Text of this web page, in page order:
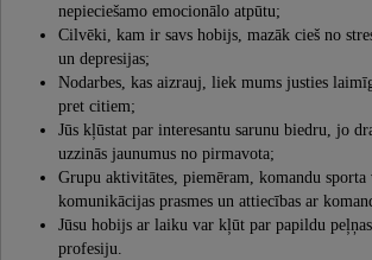
nepieciešamo emocionālo atpūtu;
Cilvēki, kam ir savs hobijs, mazāk cieš no
un depresijas;
Nodarbes, kas aizrauj, liek mums justies
pret citiem;
Jūs kļūstat par interesantu sarunu biedru, jo
uzzinās jaunumus no pirmavota;
Grupu aktivitātes, piemēram, komandu
komunikācijas prasmes un attiecības ar
Jūsu hobijs ar laiku var kļūt par papildu
profesiju.